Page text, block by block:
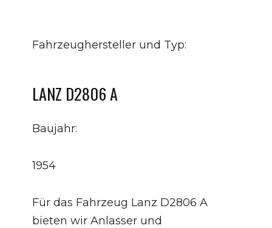
Fahrzeughersteller und Typ:
LANZ D2806 A
Baujahr:
1954
Für das Fahrzeug Lanz D2806 A
bieten wir Anlasser und